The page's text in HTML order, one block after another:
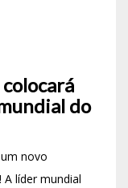
do
novo
líder mundial